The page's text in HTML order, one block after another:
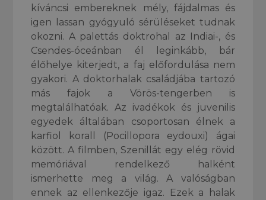
kíváncsi embereknek mély, fájdalmas és
igen lassan gyógyuló sérüléseket tudnak
okozni. A palettás doktrohal az Indiai-, és
Csendes-óceánban él leginkább, bár
élőhelye kiterjedt, a faj előfordulása nem
gyakori. A doktorhalak családjába tartozó
más fajok a Vörös-tengerben is
megtalálhatóak. Az ivadékok és juvenilis
egyedek általában csoportosan élnek a
karfiol korall (Pocillopora eydouxi) ágai
között. A filmben, Szenillát egy elég rövid
memóriával rendelkező halként
ismerhette meg a világ. A valóságban
ennek az ellenkezője igaz. Ezek a halak